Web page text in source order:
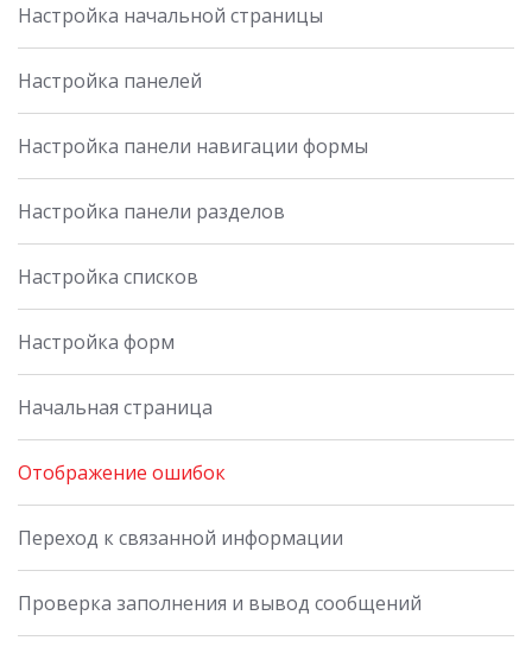
Настройка начальной страницы
Настройка панелей
Настройка панели навигации формы
Настройка панели разделов
Настройка списков
Настройка форм
Начальная страница
Отображение ошибок
Переход к связанной информации
Проверка заполнения и вывод сообщений